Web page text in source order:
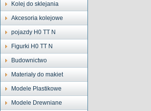
Kolej do sklejania
Akcesoria kolejowe
pojazdy H0 TT N
Figurki H0 TT N
Budownictwo
Materiały do makiet
Modele Plastikowe
Modele Drewniane